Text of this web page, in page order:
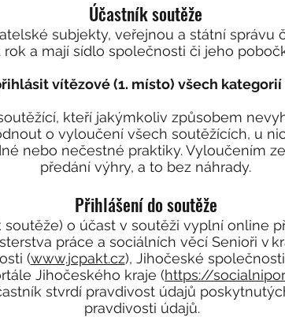
Účastník soutěže
subjekty, veřejnou a státní správu
a mají sídlo společnosti či jeho
vítězové (1. místo) všech
kteří jakýmkoliv způsobem
o vyloučení všech soutěžících, u
nebo nečestné praktiky. Vyloučením
předání výhry, a to bez náhrady.
Přihlášení do soutěže
o účast v soutěži vyplní online
práce a sociálních věcí Senioři v
(www.jcpakt.cz), Jihočeské
Jihočeského kraje (https://
stvrdí pravdivost údajů
pravdivosti údajů.